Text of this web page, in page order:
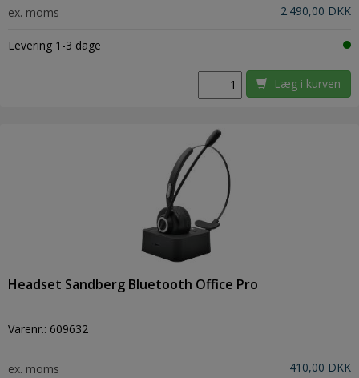
ex. moms 2.490,00 DKK
Levering 1-3 dage
Læg i kurven
Headset Sandberg Bluetooth Office Pro
Varenr.: 609632
ex. moms 410,00 DKK